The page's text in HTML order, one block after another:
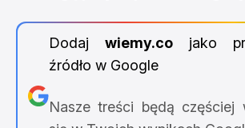
Dodaj wiemy.cojako
źródło w Google
Nasze treści będą częściej